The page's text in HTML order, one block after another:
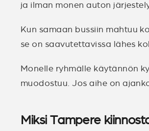
ja ilman monen auton
Kun samaan bussiin mahtuu
se on saavutettavissa lähes
Monelle ryhmälle käytännön
muodostuu. Jos aihe on
Miksi Tampere